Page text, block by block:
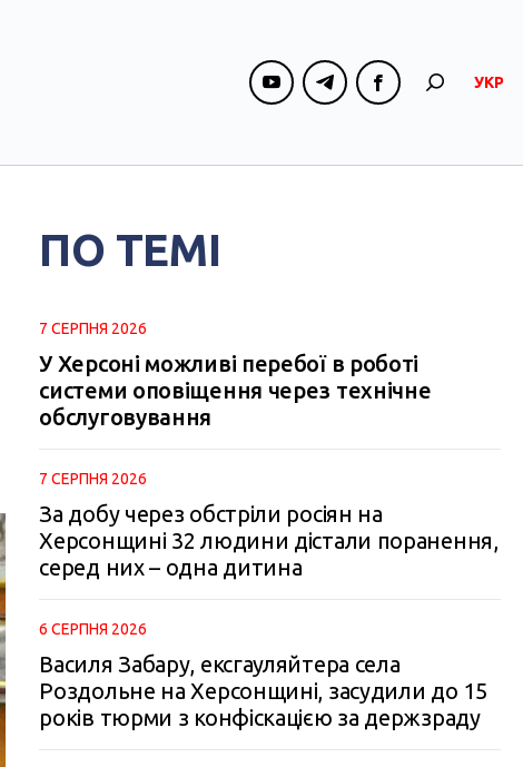
УКР
ПО ТЕМІ
7 СЕРПНЯ 2026
У Херсоні можливі перебої в роботі
системи оповіщення через технічне
обслуговування
7 СЕРПНЯ 2026
За добу через обстріли росіян на
Херсонщині 32 людини дістали поранення,
серед них – одна дитина
6 СЕРПНЯ 2026
Василя Забару, ексгауляйтера села
Роздольне на Херсонщині, засудили до 15
років тюрми з конфіскацією за держзраду